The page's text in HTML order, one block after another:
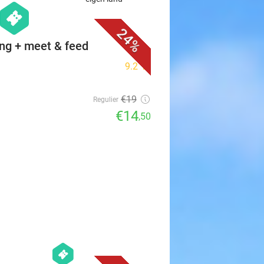
24%
hexagon
events
+ meet & feed
9.2star
Regulier €19
€14,50
hexagon
events